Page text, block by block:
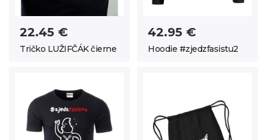
22.45 €
Tričko LUŽIFČÁK čierne
42.95 €
Hoodie #zjedzfasistu2